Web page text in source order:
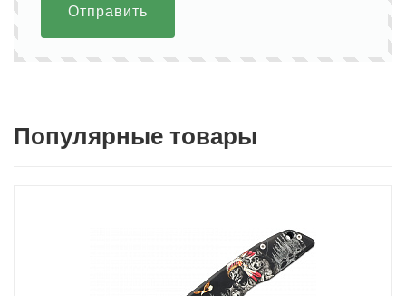
Отправить
Популярные товары